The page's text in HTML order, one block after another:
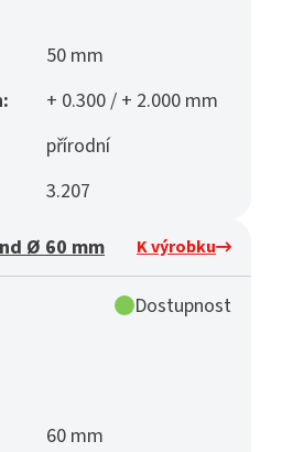
50 mm
+ 0.300 / + 2.000 mm
přírodní
3.207
Ø 60 mm K výrobku
Dostupnost
60 mm